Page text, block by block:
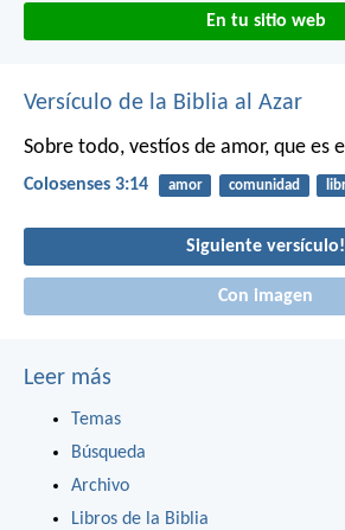
En tu sitio web
Versículo de la Biblia al Azar
Sobre todo, vestíos de amor, que es
Colosenses 3:14 amor comunidad
Siguiente versículo!
Con imagen
Leer más
Temas
Búsqueda
Archivo
Libros de la Biblia